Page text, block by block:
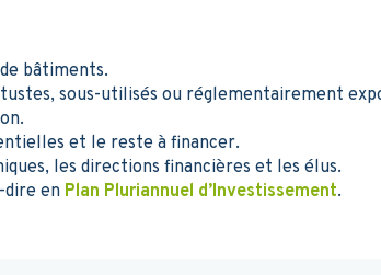
bâtiments.
sous-utilisés ou réglementairement
et le reste à financer.
les directions financières et les élus.
dire en Plan Pluriannuel d’Investissement.